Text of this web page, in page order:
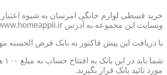
خرید قسطی لوازم خانگی امرسان به شیوه
وبسایت این مجموعه به آدرس https://www.homeappli.ir/ ثبت نام نمایید و یک پیش فاکتور دریافت کنید.
با دریافت این پیش فاکتور به بانک قرض الحسنه
مورد تائید بانک قرار بگیرند.